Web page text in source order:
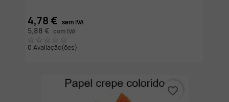
4,78 € sem IVA
5,88 € com IVA
0 Avaliação(ões)
favorite_border